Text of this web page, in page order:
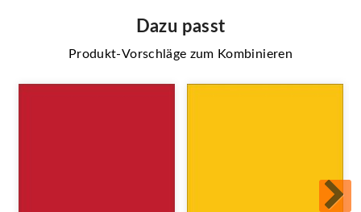
Dazu passt
Produkt-Vorschläge zum Kombinieren